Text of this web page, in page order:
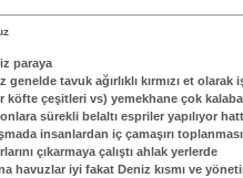
paraya
tavuk ağırlıklı kırmızı et olarak
köfte çeşitleri vs) yemekhane çok
sürekli belaltı espriler yapılıyor
insanlardan iç çamaşırı
çıkarmaya çalıştı ahlak yerlerde
havuzlar iyi fakat Deniz kısmı ve